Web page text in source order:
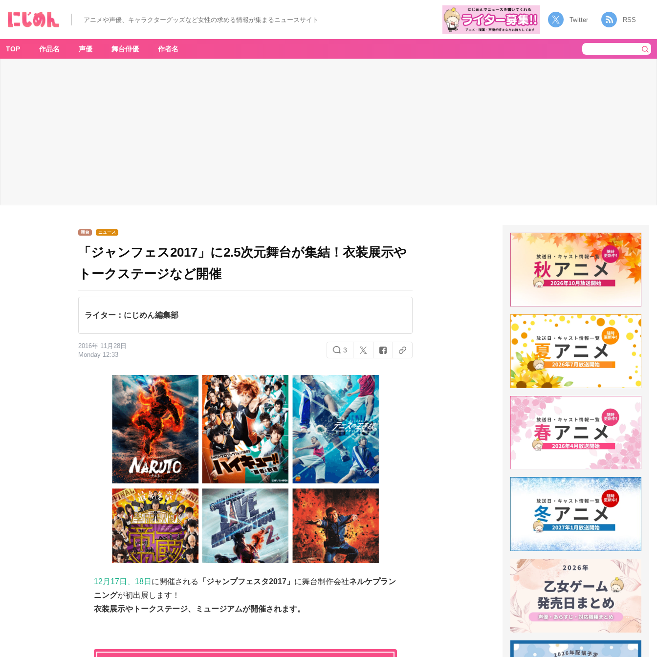
アニメや声優、キャラクターグッズなど女性の求める情報が集まるニュースサイト Twitter RSS
TOP 作品名 声優 舞台俳優 作者名
舞台 ニュース
「ジャンフェス2017」に2.5次元舞台が集結！衣装展示や
トークステージなど開催
ライター：にじめん編集部
2016年 11月28日
Monday 12:33
3
12月17日、18日 に開催される 「ジャンプフェスタ2017」 に舞台制作会社ネルケプラン
ニングが初出展します！
衣装展示やトークステージ、ミュージアムが開催されます。